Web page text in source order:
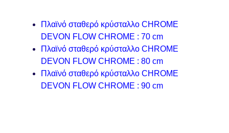
Πλαϊνό σταθερό κρύσταλλο CHROME
DEVON FLOW CHROME : 70 cm
Πλαϊνό σταθερό κρύσταλλο CHROME
DEVON FLOW CHROME : 80 cm
Πλαϊνό σταθερό κρύσταλλο CHROME
DEVON FLOW CHROME : 90 cm